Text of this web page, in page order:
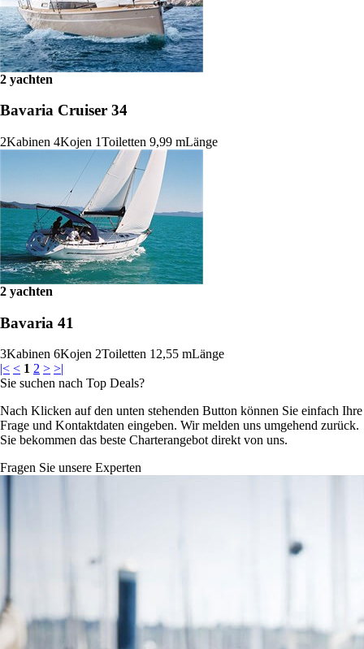
2 yachten
Bavaria Cruiser 34
2Kabinen 4Kojen 1Toiletten 9,99 mLänge
2 yachten
Bavaria 41
3Kabinen 6Kojen 2Toiletten 12,55 mLänge
|< < 1 2 > >|
Sie suchen nach Top Deals?
Nach Klicken auf den unten stehenden Button können Sie einfach Ihre
Frage und Kontaktdaten eingeben. Wir melden uns umgehend zurück.
Sie bekommen das beste Charterangebot direkt von uns.
Fragen Sie unsere Experten